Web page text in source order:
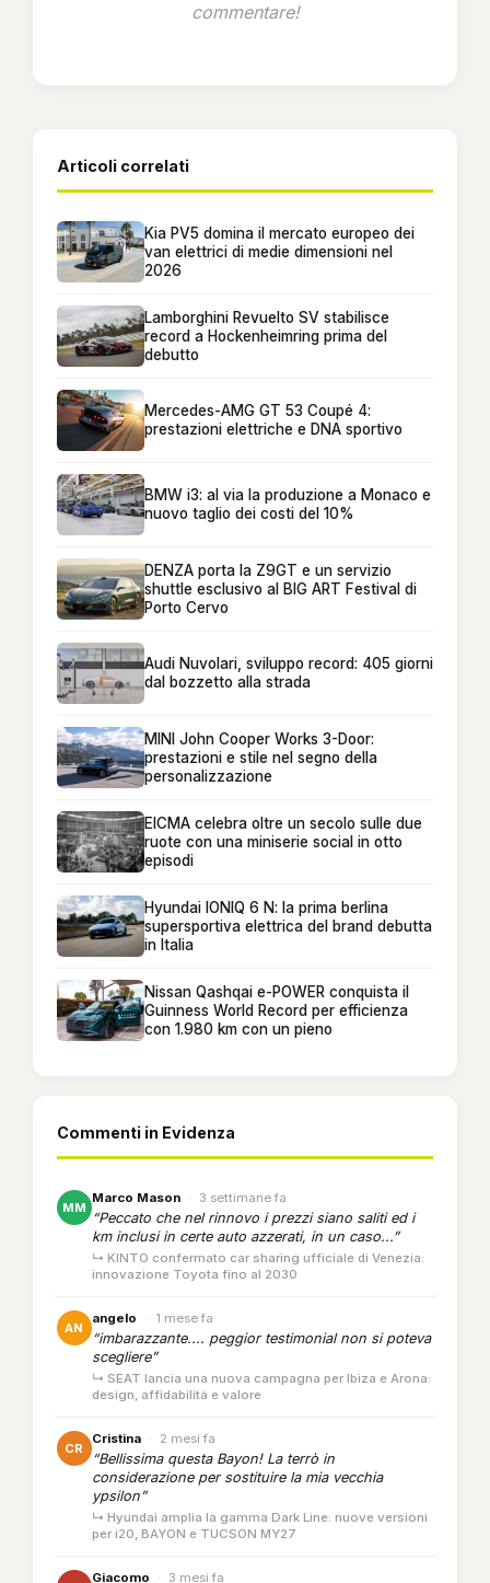
commentare!
Articoli correlati
Kia PV5 domina il mercato europeo dei
van elettrici di medie dimensioni nel
2026
Lamborghini Revuelto SV stabilisce
record a Hockenheimring prima del
debutto
Mercedes-AMG GT 53 Coupé 4:
prestazioni elettriche e DNA sportivo
BMW i3: al via la produzione a Monaco e
nuovo taglio dei costi del 10%
DENZA porta la Z9GT e un servizio
shuttle esclusivo al BIG ART Festival di
Porto Cervo
Audi Nuvolari, sviluppo record: 405 giorni
dal bozzetto alla strada
MINI John Cooper Works 3-Door:
prestazioni e stile nel segno della
personalizzazione
EICMA celebra oltre un secolo sulle due
ruote con una miniserie social in otto
episodi
Hyundai IONIQ 6 N: la prima berlina
supersportiva elettrica del brand debutta
in Italia
Nissan Qashqai e-POWER conquista il
Guinness World Record per efficienza
con 1.980 km con un pieno
Commenti in Evidenza
MM
Marco Mason · 3 settimane fa
“Peccato che nel rinnovo i prezzi siano saliti ed i
km inclusi in certe auto azzerati, in un caso...”
↳ KINTO confermato car sharing ufficiale di Venezia:
innovazione Toyota fino al 2030
AN
angelo · 1 mese fa
“imbarazzante.... peggior testimonial non si poteva
scegliere”
↳ SEAT lancia una nuova campagna per Ibiza e Arona:
design, affidabilità e valore
CR
Cristina · 2 mesi fa
“Bellissima questa Bayon! La terrò in
considerazione per sostituire la mia vecchia
ypsilon”
↳ Hyundai amplia la gamma Dark Line: nuove versioni
per i20, BAYON e TUCSON MY27
Giacomo · 3 mesi fa